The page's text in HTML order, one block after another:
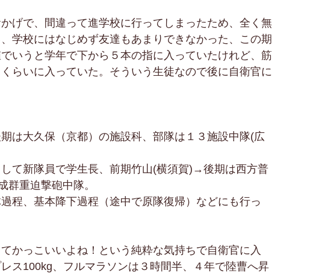
げで、間違って進学校に行ってしまったため、全く無
学校にはなじめず友達もあまりできなかった、この期
いうと学年で下から５本の指に入っていたけれど、筋
らいに入っていた。そういう生徒なので後に自衛官に
は大久保（京都）の施設科、部隊は１３施設中隊(広
て新隊員で学生長、前期竹山(横須賀)→後期は西方普
重迫撃砲中隊。
程、基本降下過程（途中で原隊復帰）などにも行っ
かっこいいよね！という純粋な気持ちで自衛官に入
ス100kg、フルマラソンは３時間半、４年で陸曹へ昇